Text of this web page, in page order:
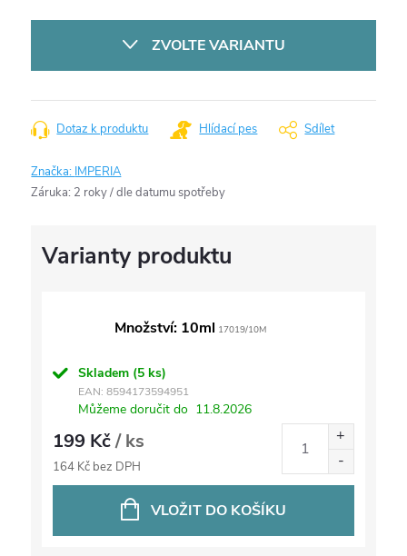
ZVOLTE VARIANTU
Dotaz k produktu Hlídací pes Sdílet
Značka: IMPERIA
Záruka: 2 roky / dle datumu spotřeby
Množství: 10ml 17019/10M
Skladem (5 ks)
EAN: 8594173594951
Můžeme doručit do 11.8.2026
199 Kč/ ks
164 Kč bez DPH
VLOŽIT DO KOŠÍKU